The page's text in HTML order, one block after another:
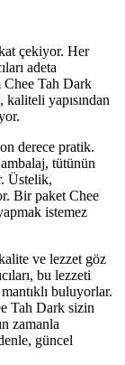
çekiyor. Her
adeta
Tah Dark
yapısından
derece pratik.
tütünün
Üstelik,
Bir paket Chee
istemez
ve lezzet göz
bu lezzeti
buluyorlar.
Tah Dark sizin
zamanla
güncel